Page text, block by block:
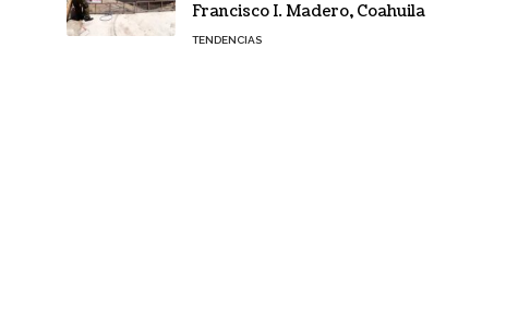
Francisco I. Madero, Coahuila
TENDENCIAS